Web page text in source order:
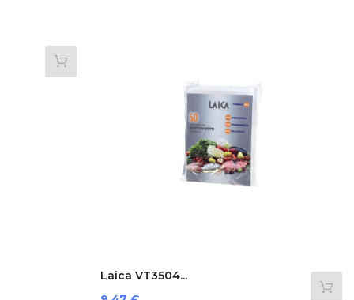
Laica VT3504...